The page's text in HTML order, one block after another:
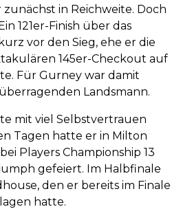
in Reichweite. Doch
121er-Finish über das
vor den Sieg, ehe er die
145er-Checkout auf
Für Gurney war damit
Landsmann.
mit viel Selbstvertrauen
Tagen hatte er in Milton
Players Championship 13
gefeiert. Im Halbfinale
den er bereits im Finale
hatte.